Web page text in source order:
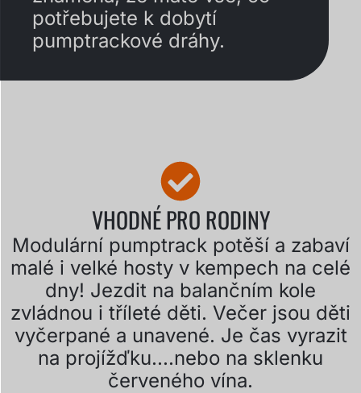
potřebujete k dobytí
pumptrackové dráhy.
VHODNÉ PRO RODINY
Modulární pumptrack potěší a zabaví
malé i velké hosty v kempech na celé
dny! Jezdit na balančním kole
zvládnou i tříleté děti. Večer jsou děti
vyčerpané a unavené. Je čas vyrazit
na projížďku....nebo na sklenku
červeného vína.